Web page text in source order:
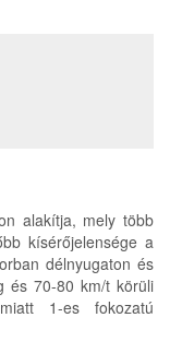
alakítja, mely több
kísérőjelensége a
délnyugaton és
és 70-80 km/t körüli
1-es fokozatú